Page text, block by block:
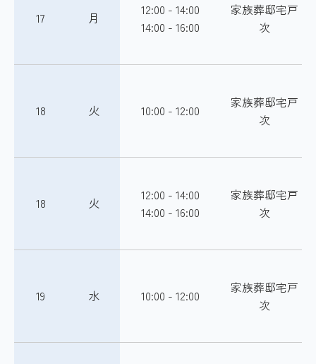
17 月
12:00 - 14:00
14:00 - 16:00
家族葬邸宅戸
次
18 火 10:00 - 12:00
家族葬邸宅戸
次
18 火
12:00 - 14:00
14:00 - 16:00
家族葬邸宅戸
次
19 水 10:00 - 12:00
家族葬邸宅戸
次